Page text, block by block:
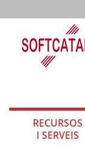
RECURSOS
I SERVEIS